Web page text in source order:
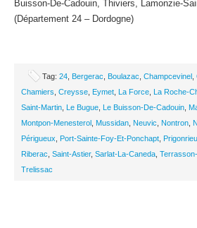
Buisson-De-Cadouin, Thiviers, Lamonzie-
(Département 24 – Dordogne)
Tag: 24 Bergerac Boulazac Champcevinel
Chamiers Creysse Eymet La Force La Roche-
Saint-Martin Le Bugue Le Buisson-De-Cadouin
Montpon-Menesterol Mussidan Neuvic Nontron
Périgueux
Port-Sainte-Foy-Et-Ponchapt
Riberac Saint-Astier, Sarlat-La-Caneda
Trelissac